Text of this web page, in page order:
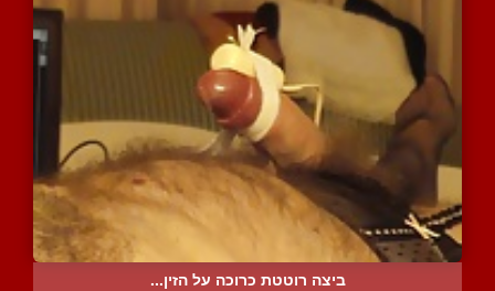
ביצה רוטטת כרוכה על הזין...